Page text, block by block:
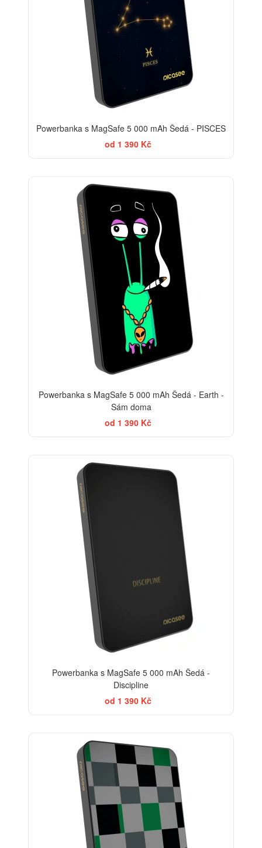
Powerbanka s MagSafe 5 000 mAh Šedá - PISCES
od 1 390 Kč
Powerbanka s MagSafe 5 000 mAh Šedá - Earth -
Sám doma
od 1 390 Kč
Powerbanka s MagSafe 5 000 mAh Šedá -
Discipline
od 1 390 Kč